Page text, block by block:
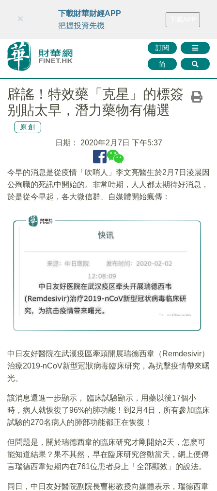
財華智庫網 FINTV FINMETA 財華證券 媒體矩陣
訂閱
简
×
下載財華財經APP
把握投資先機
辟謠！特效藥「克星」的標簽
别貼太早，潛力藥物有備選
原創
日期： 2020年2月7日 下午5:37
今早的消息是從疫情「吹哨人」李文亮醫生於2月7日淩晨因
公殉職的死訊中開始的。非常時期，人人都太期待好消息，
於是從今早起，各大微信群、自媒體開始瘋傳：
中日友好醫院在武漢疫區牽頭開展瑞德西韋（Remdesivir）
治療2019-nCoV新型冠狀病毒臨床研究，為抗擊疫情帶來曙
光。
該消息還進一步顯示， 臨床試驗顯示，用藥以後17個小
時，病人就恢復了96%的肺功能！到2月4日，所有參加臨床
試驗的270名病人的肺部功能都正在恢復！
但問題是，關於瑞德西韋的臨床研究才剛開始2天，怎麽可
能知道結果？果不其然，早在臨床研究啓動當天，網上便傳
言瑞德西韋短期内在761位患者身上「全部顯效」的說法。
同日，中日友好醫院副院長曹彬教授向媒體表示，瑞德西韋